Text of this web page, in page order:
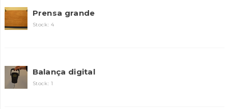
Prensa grande
Stock: 4
Balança digital
Stock: 1